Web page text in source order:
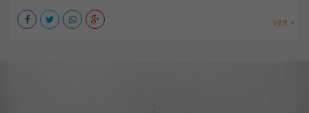
VER +